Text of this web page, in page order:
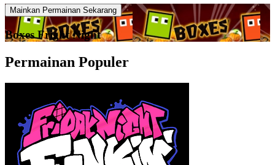
Mainkan Permainan Sekarang
Boxes Fright Night
Permainan Populer